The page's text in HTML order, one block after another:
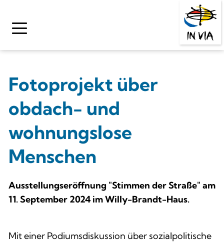
springen
Fotoprojekt über
obdach- und
wohnungslose
Menschen
Ausstellungseröffnung "Stimmen der Straße" am
11. September 2024 im Willy-Brandt-Haus.
Mit einer Podiumsdiskussion über sozialpolitische